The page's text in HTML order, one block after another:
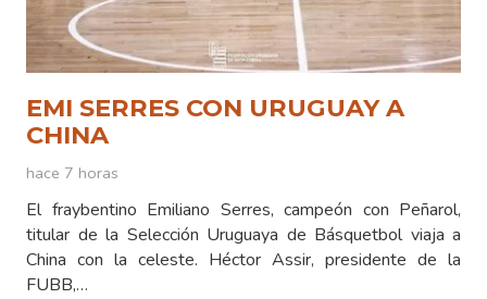
EMI SERRES CON URUGUAY A
CHINA
hace 7 horas
El fraybentino Emiliano Serres, campeón con Peñarol,
titular de la Selección Uruguaya de Básquetbol viaja a
China con la celeste. Héctor Assir, presidente de la
FUBB,…